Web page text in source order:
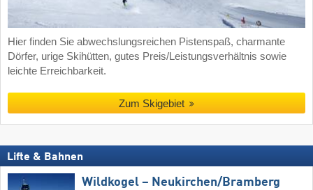
Hier finden Sie abwechslungsreichen Pistenspaß, charmante
Dörfer, urige Skihütten, gutes Preis/Leistungsverhältnis sowie
leichte Erreichbarkeit.
Zum Skigebiet
Lifte & Bahnen
Wildkogel – Neukirchen/​Bramberg